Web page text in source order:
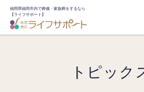
福岡県福岡市内で葬儀・家族葬をするなら
【ライフサポート】
トピック